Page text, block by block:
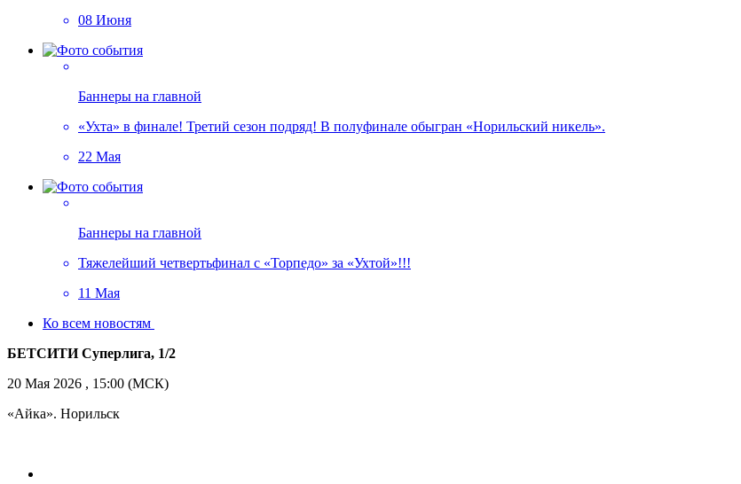
08 Июня
Баннеры на главной
«Ухта» в финале! Третий сезон подряд! В полуфинале обыгран «Норильский никель».
22 Мая
Баннеры на главной
Тяжелейший четвертьфинал с «Торпедо» за «Ухтой»!!!
11 Мая
Ко всем новостям
БЕТСИТИ Суперлига, 1/2
20 Мая 2026 , 15:00 (МСК)
«Айка». Норильск